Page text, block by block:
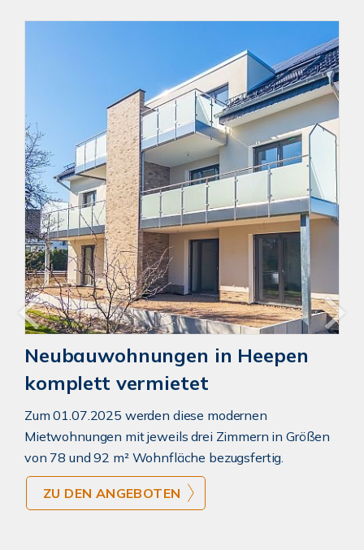
Neubauwohnungen in Heepen
komplett vermietet
Zum 01.07.2025 werden diese modernen
Mietwohnungen mit jeweils drei Zimmern in Größen
von 78 und 92 m² Wohnfläche bezugsfertig.
ZU DEN ANGEBOTEN